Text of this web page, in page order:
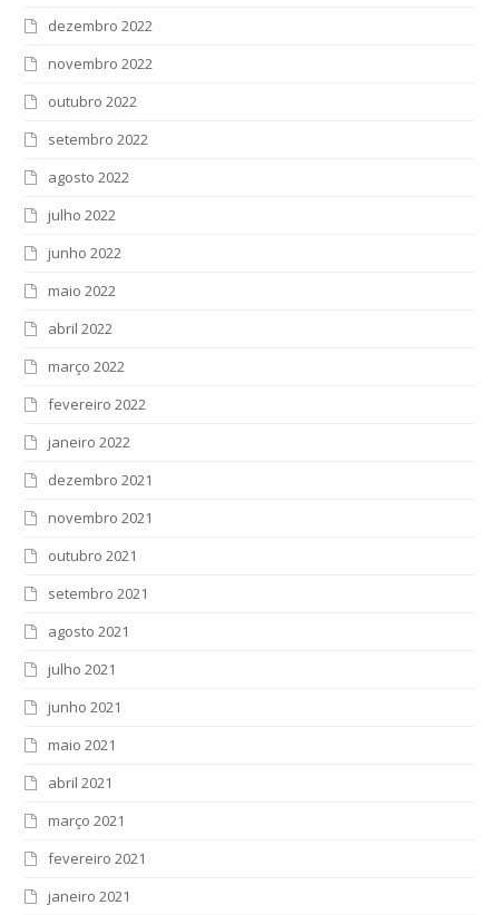
dezembro 2022
novembro 2022
outubro 2022
setembro 2022
agosto 2022
julho 2022
junho 2022
maio 2022
abril 2022
março 2022
fevereiro 2022
janeiro 2022
dezembro 2021
novembro 2021
outubro 2021
setembro 2021
agosto 2021
julho 2021
junho 2021
maio 2021
abril 2021
março 2021
fevereiro 2021
janeiro 2021